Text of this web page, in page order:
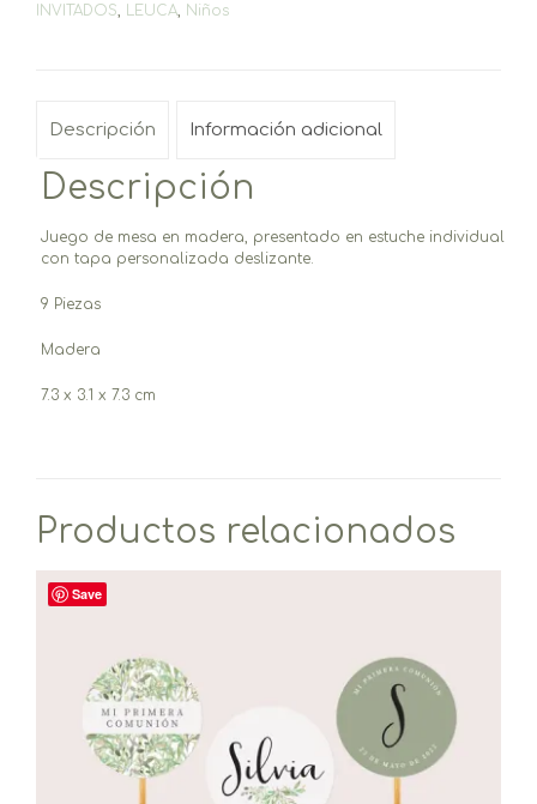
INVITADOS, LEUCA, Niños
Descripción Información adicional
Descripción
Juego de mesa en madera, presentado en estuche individual
con tapa personalizada deslizante.
9 Piezas
Madera
7.3 x 3.1 x 7.3 cm
Productos relacionados
Save